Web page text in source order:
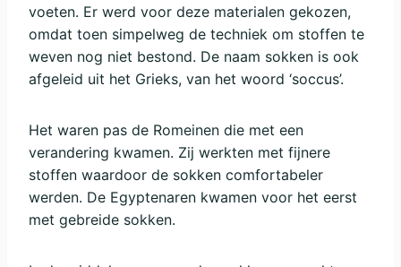
voeten. Er werd voor deze materialen gekozen,
omdat toen simpelweg de techniek om stoffen te
weven nog niet bestond. De naam sokken is ook
afgeleid uit het Grieks, van het woord ‘soccus’.
Het waren pas de Romeinen die met een
verandering kwamen. Zij werkten met fijnere
stoffen waardoor de sokken comfortabeler
werden. De Egyptenaren kwamen voor het eerst
met gebreide sokken.